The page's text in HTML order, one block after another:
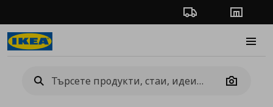
Проследяване на
Camera